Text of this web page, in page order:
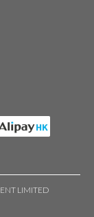
LIMITED